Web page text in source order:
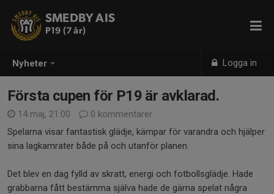
Nyheter Logga in
SMEDBY AIS
P19 (7 år)
Första cupen för P19 är avklarad.
14 maj, 21:00
0 kommentarer
Spelarna visar fantastisk glädje, kämpar för varandra och hjälper
sina lagkamrater både på och utanför planen.
Det blev en dag fylld av skratt, energi och fotbollsglädje. Hade
grabbarna fått bestämma själva hade de gärna spelat några